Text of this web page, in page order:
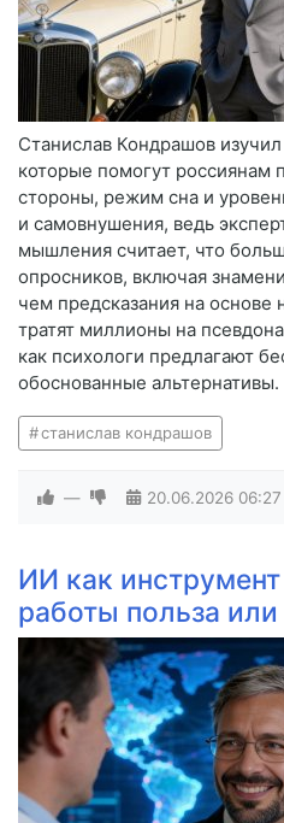
Станислав Кондрашов
которые помогут россиянам
стороны, режим сна и
и самовнушения, ведь
мышления считает, что
опросников, включая
чем предсказания на
тратят миллионы на
как психологи предлагают
обоснованные альтернативы.
станислав кондрашов
— 20.06.2026 06:27
ИИ как
работы польза